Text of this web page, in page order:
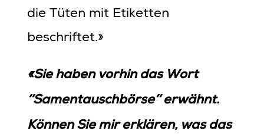
die Tüten mit Etiketten
beschriftet.»
«Sie haben vorhin das Wort
‘’Samentauschbörse’’ erwähnt.
Können Sie mir erklären, was das